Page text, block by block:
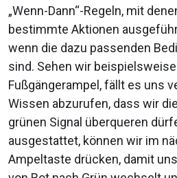
„Wenn-Dann“-Regeln, mit
bestimmte Aktionen
wenn die dazu passenden
sind. Sehen wir
Fußgängerampel, fällt es uns
Wissen abzurufen, dass wir
grünen Signal überqueren
ausgestattet, können wir im
Ampeltaste drücken, damit